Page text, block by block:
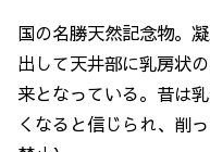
国の名勝天然記念物。
出して天井部に乳房状
来となっている。昔は
くなると信じられ、削